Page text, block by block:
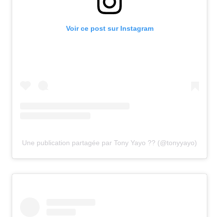
Voir ce post sur Instagram
Une publication partagée par Tony Yayo ?? (@tonyyayo)